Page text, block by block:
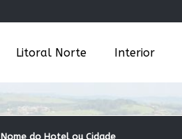
Interior
Litoral Norte
Nome do Hotel ou Cidade